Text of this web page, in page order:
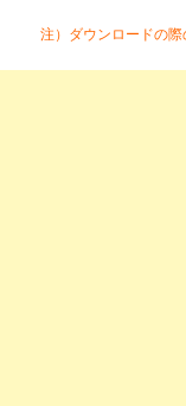
注）ダウンロードの際